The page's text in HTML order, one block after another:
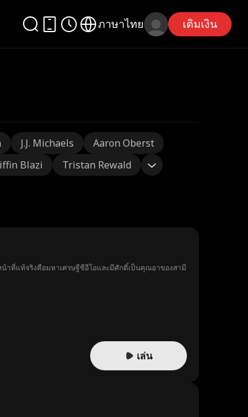
ภาษาไทย เติมเงิน
J.J. Michaels
Aaron Oberst
Blazi Tristan Rewald
น้าที่แท้จริงคือมหาเศรษฐีซีอีโอและมีศักดิ์เป็นคุณอาของสามี
เล่น